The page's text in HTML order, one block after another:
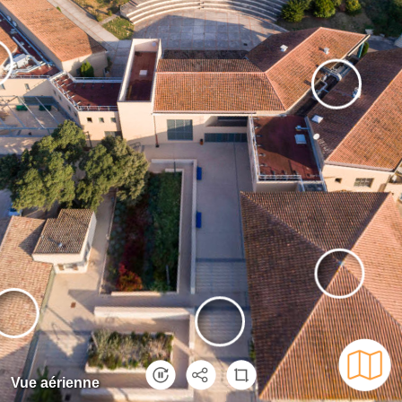
Vue aérienne